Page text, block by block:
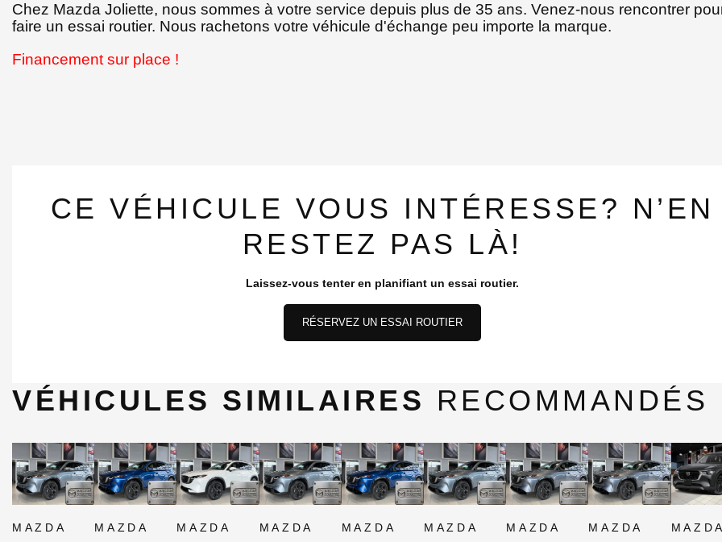
Chez Mazda Joliette, nous sommes à votre service depuis plus de 35 ans. Venez-nous rencontrer
faire un essai routier. Nous rachetons votre véhicule d'échange peu importe la marque.
Financement sur place !
CE VÉHICULE VOUS INTÉRESSE? N’EN
RESTEZ PAS LÀ!
Laissez-vous tenter en planifiant un essai routier.
RÉSERVEZ UN ESSAI ROUTIER
VÉHICULES SIMILAIRES RECOMMANDÉS
MAZDA MAZDA MAZDA MAZDA MAZDA MAZDA MAZDA MAZDA